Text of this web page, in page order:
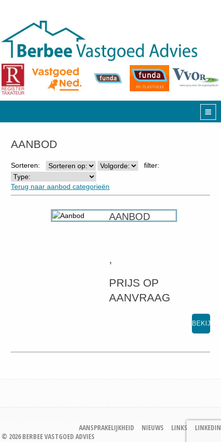
AANBOD
Sorteren: filter:
Terug naar aanbod categorieën
AANBOD
,
PRIJS OP
AANVRAAG
AANSPRAKELIJKHEID NIEUWS LINKS
LINKEDIN
© 2026 BERBEE VASTGOED ADVIES